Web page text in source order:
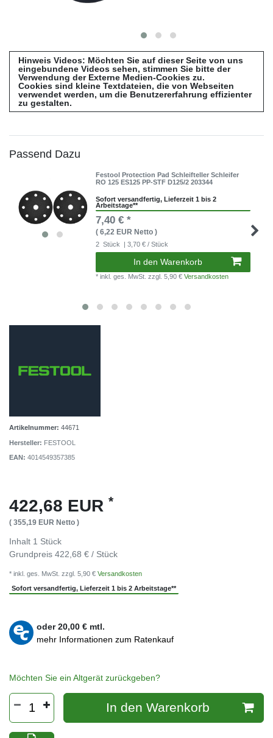
Hinweis Videos: Möchten Sie auf dieser Seite von uns
eingebundene Videos sehen, stimmen Sie bitte der
Verwendung der Externe Medien-Cookies zu.
Cookies sind kleine Textdateien, die von Webseiten
verwendet werden, um die Benutzererfahrung effizienter
zu gestalten.
Passend Dazu
Festool Protection Pad Schleifteller Schleifer
RO 125 ES125 PP-STF D125/2 203344
Sofort versandfertig, Lieferzeit 1 bis 2
Arbeitstage**
7,40 € *
( 6,22 EUR Netto )
2 Stück | 3,70 € / Stück
In den Warenkorb
* inkl. ges. MwSt.zzgl. 5,90 €Versandkosten
Artikelnummer: 44671
Hersteller: FESTOOL
EAN: 4014549357385
422,68 EUR *
( 355,19 EUR Netto )
Inhalt 1 Stück
Grundpreis 422,68 € / Stück
* inkl. ges. MwSt. zzgl. 5,90 € Versandkosten
Sofort versandfertig, Lieferzeit 1 bis 2 Arbeitstage**
oder20,00 € mtl.
mehr Informationen zum Ratenkauf
Möchten Sie ein Altgerät zurückgeben?
In den Warenkorb